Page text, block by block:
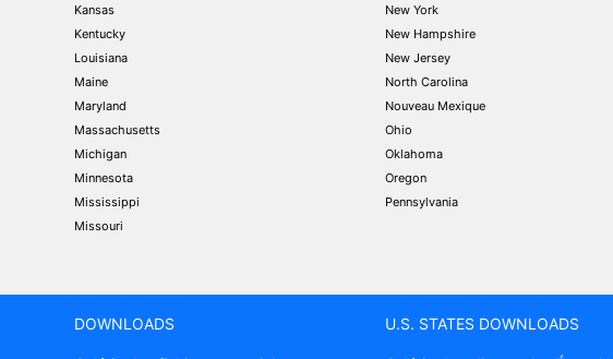
Kansas
Kentucky
Louisiana
Maine
Maryland
Massachusetts
Michigan
Minnesota
Mississippi
Missouri
New York
New Hampshire
New Jersey
North Carolina
Nouveau Mexique
Ohio
Oklahoma
Oregon
Pennsylvania
DOWNLOADS U.S. STATES DOWNLOADS